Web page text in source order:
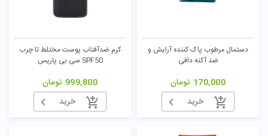
دستمال مرطوب پاک کننده آرایش و
ضد آکنه دافی
170,000 تومان
خرید
کرم ضدآفتاب پوست مختلط تا چرب
SPF50 سی بی پاریس
999,800 تومان
خرید
تومان